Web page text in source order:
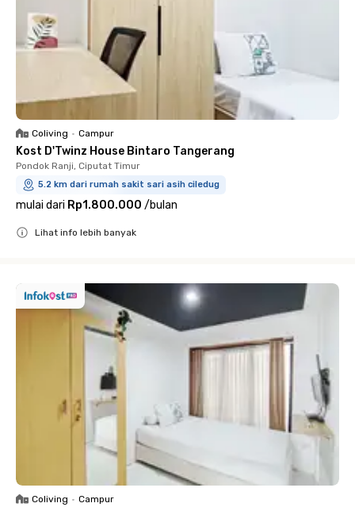
Coliving • Campur
Kost D'Twinz House Bintaro Tangerang
Pondok Ranji, Ciputat Timur
5.2 km dari rumah sakit sari asih ciledug
mulai dari Rp1.800.000 /bulan
Lihat info lebih banyak
Coliving • Campur